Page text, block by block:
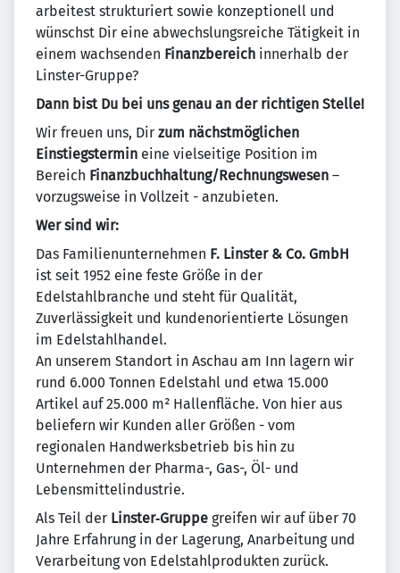
arbeitest strukturiert sowie konzeptionell und
wünschst Dir eine abwechslungsreiche Tätigkeit in
einem wachsenden Finanzbereich innerhalb der
Linster-Gruppe?
Dann bist Du bei uns genau an der richtigen Stelle!
Wir freuen uns, Dir zum nächstmöglichen
Einstiegstermin eine vielseitige Position im
Bereich Finanzbuchhaltung/Rechnungswesen –
vorzugsweise in Vollzeit - anzubieten.
Wer sind wir:
Das Familienunternehmen F. Linster & Co. GmbH
ist seit 1952 eine feste Größe in der
Edelstahlbranche und steht für Qualität,
Zuverlässigkeit und kundenorientierte Lösungen
im Edelstahlhandel.
An unserem Standort in Aschau am Inn lagern wir
rund 6.000 Tonnen Edelstahl und etwa 15.000
Artikel auf 25.000 m² Hallenfläche. Von hier aus
beliefern wir Kunden aller Größen - vom
regionalen Handwerksbetrieb bis hin zu
Unternehmen der Pharma-, Gas-, Öl- und
Lebensmittelindustrie.
Als Teil der Linster‑Gruppe greifen wir auf über 70
Jahre Erfahrung in der Lagerung, Anarbeitung und
Verarbeitung von Edelstahlprodukten zurück.